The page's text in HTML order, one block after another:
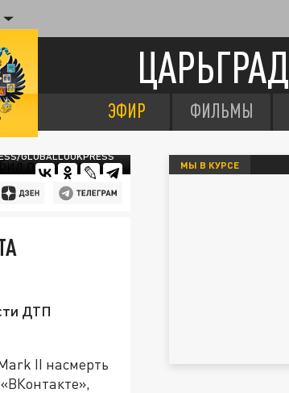
ЦАРЬГРАД
ЭФИР ФИЛЬМЫ
GLOBALLOOKPRESS
ДТП
II насмерть
МЫ В КУРСЕ